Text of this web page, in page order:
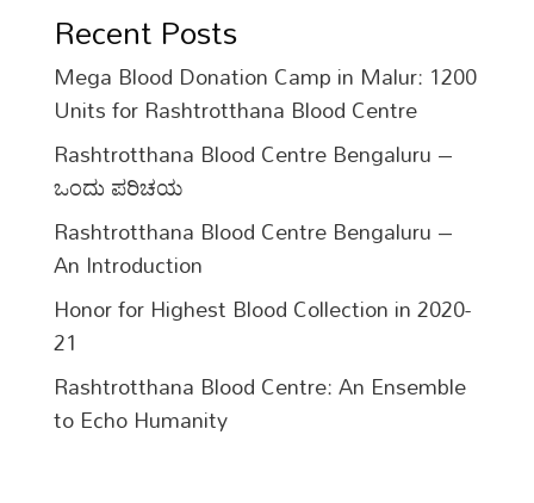
Recent Posts
Mega Blood Donation Camp in Malur: 1200
Units for Rashtrotthana Blood Centre
Rashtrotthana Blood Centre Bengaluru –
ಒಂದು ಪರಿಚಯ
Rashtrotthana Blood Centre Bengaluru –
An Introduction
Honor for Highest Blood Collection in 2020-
21
Rashtrotthana Blood Centre: An Ensemble
to Echo Humanity